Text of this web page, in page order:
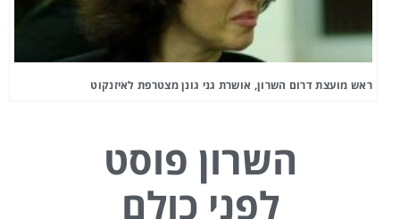
ראש מועצת דרום השרון, אושרת גני גונן מצטרפת לאיזנקוט
השרון פוסט
לפני כולם